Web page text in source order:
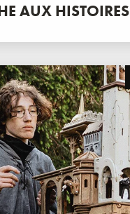
AUX HISTOIRES